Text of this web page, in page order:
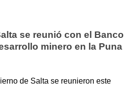
se reunió con el Banco
minero en la Puna
de Salta se reunieron este